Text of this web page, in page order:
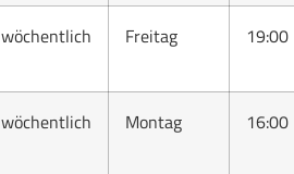
wöchentlich Freitag 19:00
wöchentlich Montag 16:00